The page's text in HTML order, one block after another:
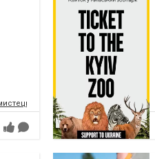
та музейний комплекс